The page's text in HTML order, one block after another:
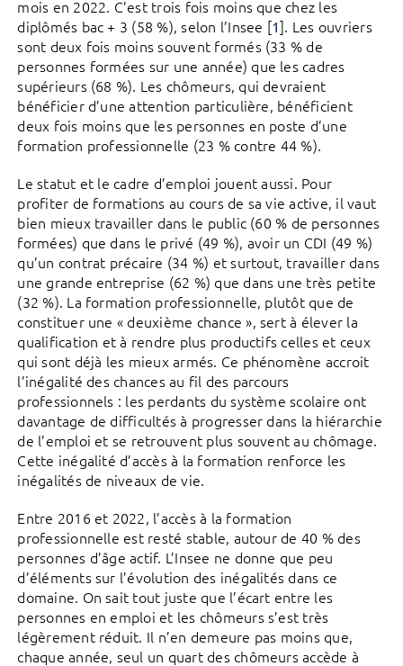
mois en 2022. C’est trois fois moins que chez les
diplômés bac + 3 (58 %), selon l’Insee [1]. Les ouvriers
sont deux fois moins souvent formés (33 % de
personnes formées sur une année) que les cadres
supérieurs (68 %). Les chômeurs, qui devraient
bénéficier d’une attention particulière, bénéficient
deux fois moins que les personnes en poste d’une
formation professionnelle (23 % contre 44 %).
Le statut et le cadre d’emploi jouent aussi. Pour
profiter de formations au cours de sa vie active, il vaut
bien mieux travailler dans le public (60 % de personnes
formées) que dans le privé (49 %), avoir un CDI (49 %)
qu’un contrat précaire (34 %) et surtout, travailler dans
une grande entreprise (62 %) que dans une très petite
(32 %). La formation professionnelle, plutôt que de
constituer une « deuxième chance », sert à élever la
qualification et à rendre plus productifs celles et ceux
qui sont déjà les mieux armés. Ce phénomène accroit
l’inégalité des chances au fil des parcours
professionnels : les perdants du système scolaire ont
davantage de difficultés à progresser dans la hiérarchie
de l’emploi et se retrouvent plus souvent au chômage.
Cette inégalité d’accès à la formation renforce les
inégalités de niveaux de vie.
Entre 2016 et 2022, l’accès à la formation
professionnelle est resté stable, autour de 40 % des
personnes d’âge actif. L’Insee ne donne que peu
d’éléments sur l’évolution des inégalités dans ce
domaine. On sait tout juste que l’écart entre les
personnes en emploi et les chômeurs s’est très
légèrement réduit. Il n’en demeure pas moins que,
chaque année, seul un quart des chômeurs accède à